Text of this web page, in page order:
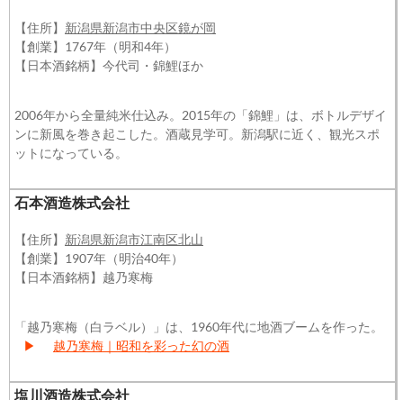
【住所】 新潟県新潟市中央区鏡が岡
【創業】1767年（明和4年）
【日本酒銘柄】今代司・錦鯉ほか
2006年から全量純米仕込み。2015年の「錦鯉」は、ボトルデザイ
ンに新風を巻き起こした。酒蔵見学可。新潟駅に近く、観光スポ
ットになっている。
石本酒造株式会社
【住所】 新潟県新潟市江南区北山
【創業】1907年（明治40年）
【日本酒銘柄】越乃寒梅
「越乃寒梅（白ラベル）」は、1960年代に地酒ブームを作った。
▶
越乃寒梅｜昭和を彩った幻の酒
塩川酒造株式会社